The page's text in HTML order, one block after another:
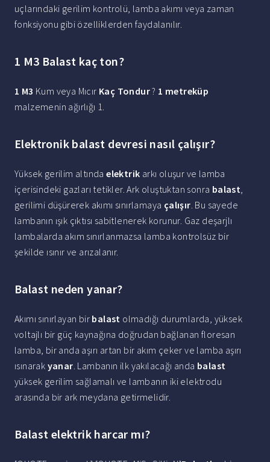
uçlarındaki gerilim kontrolü, lamba akımı veya zaman
fonksiyonu gibi özelliklerden faydalanılır.
1 M3 Balast kaç ton?
1 M3 Kum veya Mıcır Kaç Tondur? 1 metreküp
malzemenin ağırlığı 1.
Elektronik balast devresi nasıl çalışır?
Yüksek gerilim altındaelektrik arkı oluşur ve lamba
içerisindeki gazları tetikler. Ark oluştuktan sonra balast,
gerilimi düşürerek akımı sınırlamaya çalışır. Bu sayede
lambanın ışık çıktısı sabitlenerek korunur. Gaz deşarjlı
lambalarda akım sınırlanmazsa lamba kontrolsüz bir
şekilde ısınır ve arızalanır.
Balast neden yanar?
Akımı sınırlayan bir balast olmadığı durumlarda, yüksek
voltajlı bir güç kaynağına doğrudan bağlanan floresan
lamba, bir anda aşırı artan bir akım çeker ve lamba aşırı
ısınarak yanar. Lambanın ilk yakılacağı anda balast
yüksek gerilim sağlamalı ve lambanın iki elektrodu
arasında bir ark meydana getirmelidir.
Balast elektrik harcar mı?